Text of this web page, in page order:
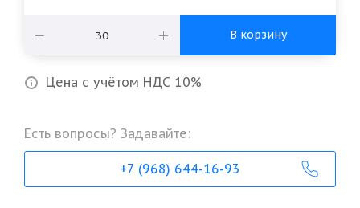
В корзину
Цена с учётом НДС 10%
Есть вопросы? Задавайте:
+7 (968) 644-16-93